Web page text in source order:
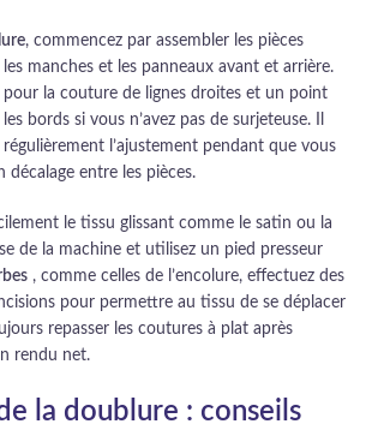
, commencez par assembler les pièces
manches et les panneaux avant et arrière.
la couture de lignes droites et un point
bords si vous n’avez pas de surjeteuse. Il
l’ajustement pendant que vous
décalage entre les pièces.
le tissu glissant comme le satin ou la
de la machine et utilisez un pied presseur
, comme celles de l’encolure, effectuez des
pour permettre au tissu de se déplacer
repasser les coutures à plat après
rendu net.
la doublure : conseils